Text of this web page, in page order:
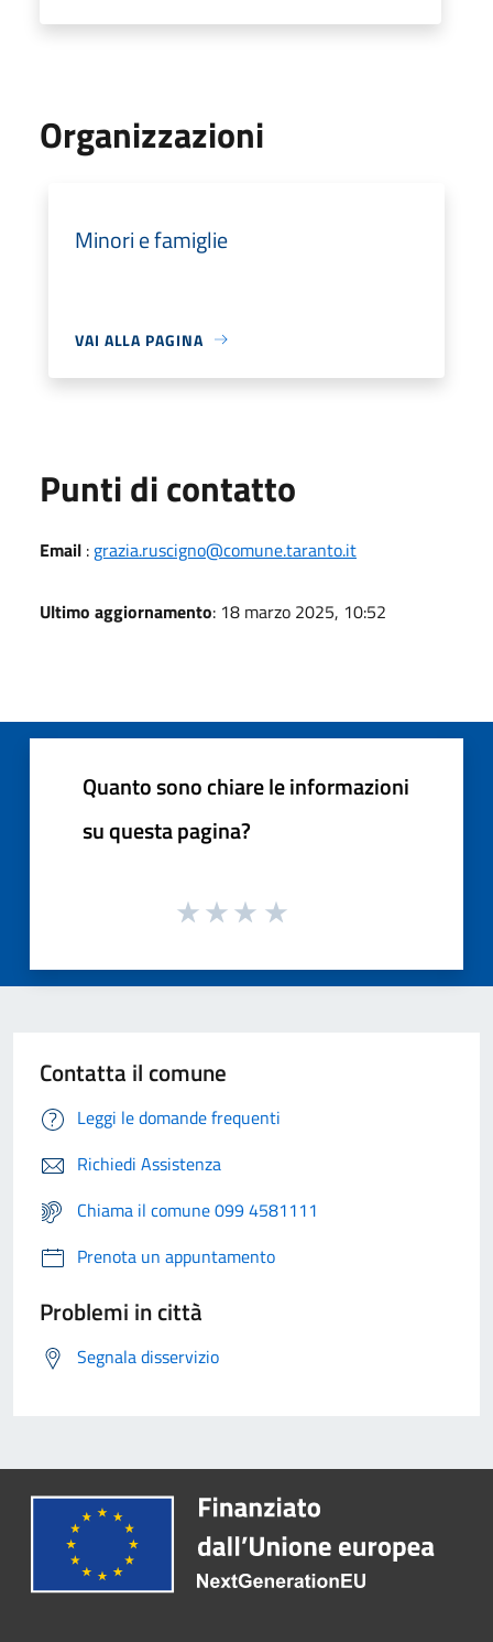
Organizzazioni
Minori e famiglie
VAI ALLA PAGINA
Punti di contatto
Email : grazia.ruscigno@comune.taranto.it
Ultimo aggiornamento: 18 marzo 2025, 10:52
Quanto sono chiare le informazioni
su questa pagina?
Contatta il comune
Leggi le domande frequenti
Richiedi Assistenza
Chiama il comune 099 4581111
Prenota un appuntamento
Problemi in città
Segnala disservizio